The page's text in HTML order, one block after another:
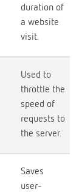
duration of
a website
visit.
Used to
throttle the
speed of
requests to
the server.
Saves
user-